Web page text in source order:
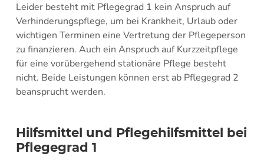
Leider besteht mit Pflegegrad 1 kein Anspruch auf
Verhinderungspflege, um bei Krankheit, Urlaub oder
wichtigen Terminen eine Vertretung der Pflegeperson
zu finanzieren. Auch ein Anspruch auf Kurzzeitpflege
für eine vorübergehend stationäre Pflege besteht
nicht. Beide Leistungen können erst ab Pflegegrad 2
beansprucht werden.
Hilfsmittel und Pflegehilfsmittel bei
Pflegegrad 1